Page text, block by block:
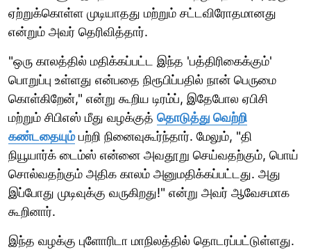
ஏற்றுக்கொள்ள முடியாதது மற்றும் சட்டவிரோதமானது
என்றும் அவர் தெரிவித்தார்.
"ஒரு காலத்தில் மதிக்கப்பட்ட இந்த 'பத்திரிகைக்கும்'
பொறுப்பு உள்ளது என்பதை நிரூபிப்பதில் நான் பெருமை
கொள்கிறேன்," என்று கூறிய டிரம்ப், இதேபோல ஏபிசி
மற்றும் சிபிஎஸ் மீது வழக்குத் தொடுத்து வெற்றி
கண்டதையும்பற்றி நினைவுகூர்ந்தார். மேலும், "தி
நியூயார்க் டைம்ஸ் என்னை அவதூறு செய்வதற்கும், பொய்
சொல்வதற்கும் அதிக காலம் அனுமதிக்கப்பட்டது. அது
இப்போது முடிவுக்கு வருகிறது!" என்று அவர் ஆவேசமாக
கூறினார்.
இந்த வழக்கு புளோரிடா மாநிலத்தில் தொடரப்பட்டுள்ளது.